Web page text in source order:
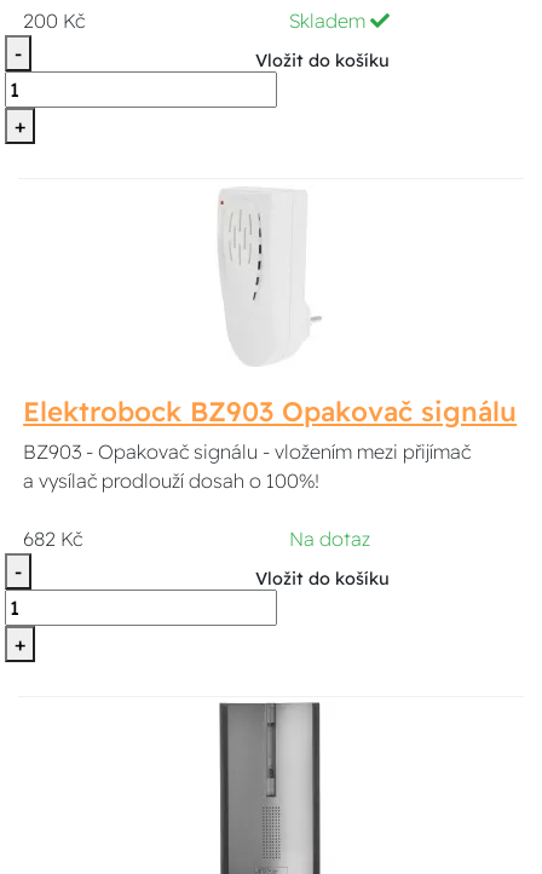
200 Kč
Skladem
-
+
Vložit do košíku
Elektrobock BZ903 Opakovač signálu
BZ903 - Opakovač signálu - vložením mezi přijímač
a vysílač prodlouží dosah o 100%!
682 Kč
Na dotaz
-
+
Vložit do košíku